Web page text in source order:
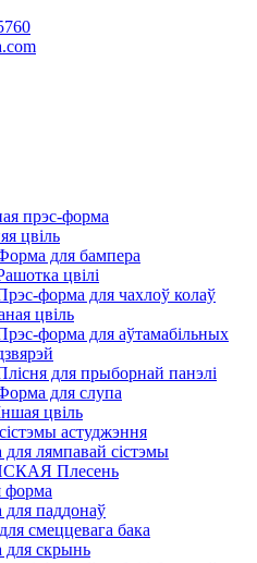
прэс-форма
цвіль
для бампера
цвілі
форма для чахлоў колаў
цвіль
форма для аўтамабільных
для прыборнай панэлі
для слупа
цвіль
астуджэння
лямпавай сістэмы
Плесень
форма
паддонаў
смеццевага бака
скрынь